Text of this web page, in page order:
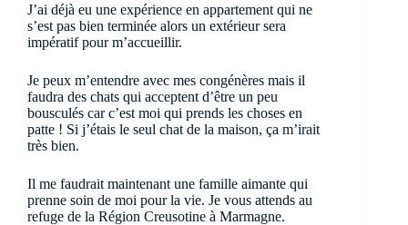
J’ai déjà eu une expérience en appartement qui ne
s’est pas bien terminée alors un extérieur sera
impératif pour m’accueillir.
Je peux m’entendre avec mes congénères mais il
faudra des chats qui acceptent d’être un peu
bousculés car c’est moi qui prends les choses en
patte ! Si j’étais le seul chat de la maison, ça m’irait
très bien.
Il me faudrait maintenant une famille aimante qui
prenne soin de moi pour la vie. Je vous attends au
refuge de la Région Creusotine à Marmagne.